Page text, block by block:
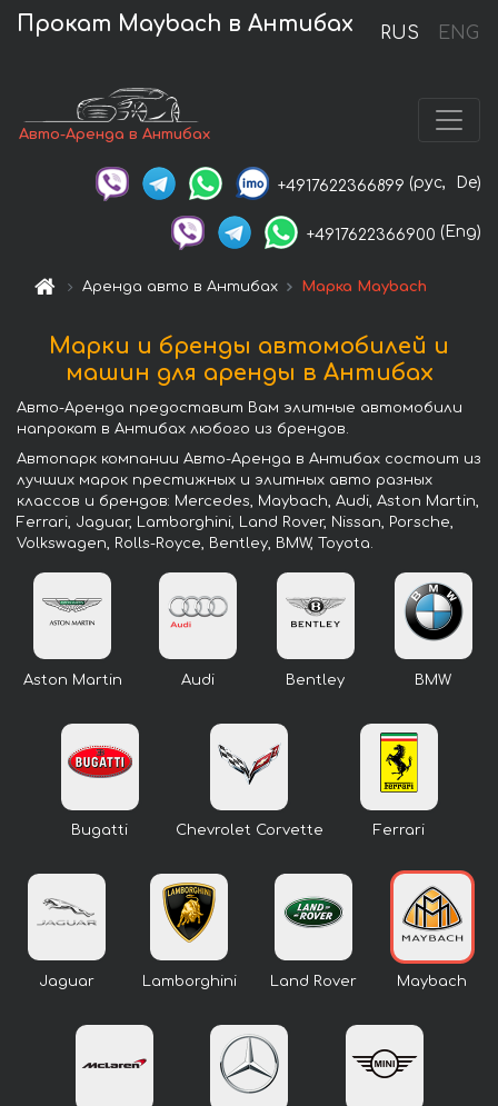
RUS ENG
Прокат Maybach в Антибах
Авто-Аренда в Антибах
+4917622366899 (рус, De)
+4917622366900 (Eng)
Аренда авто в Антибах Марка Maybach
Марки и бренды автомобилей и
машин для аренды в Антибах
Авто-Аренда предоставит Вам элитные автомобили
напрокат в Антибах любого из брендов.
Автопарк компании Авто-Аренда в Антибах состоит из
лучших марок престижных и элитных авто разных
классов и брендов: Mercedes, Maybach, Audi, Aston Martin,
Ferrari, Jaguar, Lamborghini, Land Rover, Nissan, Porsche,
Volkswagen, Rolls-Royce, Bentley, BMW, Toyota.
Aston Martin Audi Bentley BMW
Bugatti Chevrolet Corvette Ferrari
Jaguar Lamborghini Land Rover Maybach